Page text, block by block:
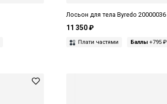
Лосьон для тела Byredo 20000036
11 350 ₽
Плати частями Баллы +795 ₽